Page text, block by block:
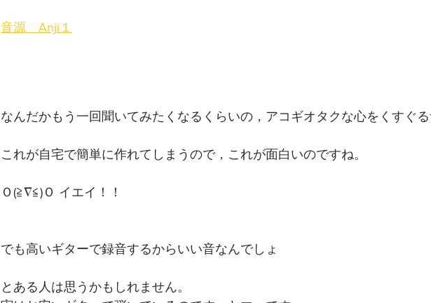
音源　Anji１
なんだかもう一回聞いてみたくなるくらいの，アコギオタクな心をくすぐ
これが自宅で簡単に作れてしまうので，これが面白いのですね。
Ｏ(≧∇≦)Ｏ イエイ！！
でも高いギターで録音するからいい音なんでしょ
とある人は思うかもしれません。